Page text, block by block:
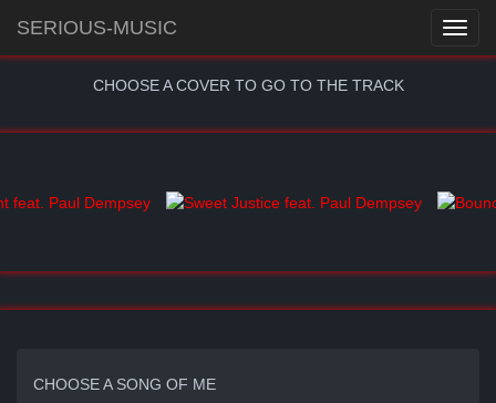
SERIOUS-MUSIC
CHOOSE A COVER TO GO TO THE TRACK
CHOOSE A SONG OF ME